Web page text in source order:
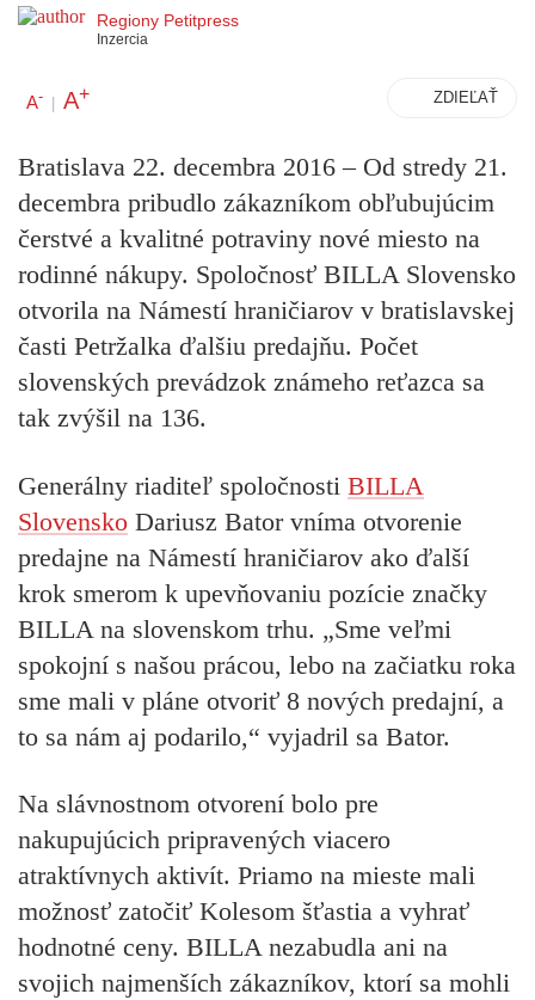
Regiony Petitpress
Inzercia
A- | A+ ZDIEĽAŤ
Bratislava 22. decembra 2016–Od stredy 21.
decembra pribudlo zákazníkom obľubujúcim
čerstvé a kvalitné potraviny nové miesto na
rodinné nákupy. Spoločnosť BILLA Slovensko
otvorila na Námestí hraničiarov v bratislavskej
časti Petržalka ďalšiu predajňu. Počet
slovenských prevádzok známeho reťazca sa
tak zvýšil na 136.
Generálny riaditeľ spoločnosti BILLA
Slovensko Dariusz Bator vníma otvorenie
predajne na Námestí hraničiarov ako ďalší
krok smerom k upevňovaniu pozície značky
BILLA na slovenskom trhu. „Sme veľmi
spokojní s našou prácou, lebo na začiatku roka
sme mali v pláne otvoriť 8 nových predajní, a
to sa nám aj podarilo,“ vyjadril sa Bator.
Na slávnostnom otvorení bolo pre
nakupujúcich pripravených viacero
atraktívnych aktivít. Priamo na mieste mali
možnosť zatočiť Kolesom šťastia a vyhrať
hodnotné ceny. BILLA nezabudla ani na
svojich najmenších zákazníkov, ktorí sa mohli